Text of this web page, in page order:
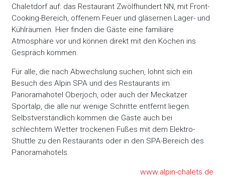
Chaletdorf auf: das Restaurant Zwölfhundert NN, mit Front-
Cooking-Bereich, offenem Feuer und gläsernen Lager- und
Kühlräumen. Hier finden die Gäste eine familiäre
Atmosphäre vor und können direkt mit den Köchen ins
Gespräch kommen.
Für alle, die nach Abwechslung suchen, lohnt sich ein
Besuch des Alpin SPA und des Restaurants im
Panoramahotel Oberjoch, oder auch der Meckatzer
Sportalp, die alle nur wenige Schritte entfernt liegen.
Selbstverständlich kommen die Gäste auch bei
schlechtem Wetter trockenen Fußes mit dem Elektro-
Shuttle zu den Restaurants oder in den SPA-Bereich des
Panoramahotels.
www.alpin-chalets.de